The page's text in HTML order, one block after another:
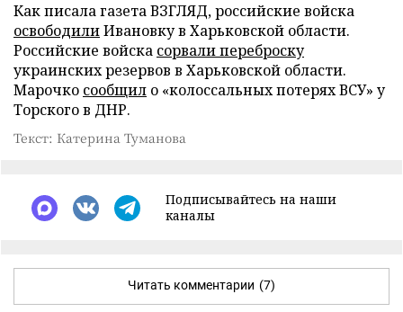
Как писала газета ВЗГЛЯД, российские войска
освободилиИвановку в Харьковской области.
Российские войска сорвали переброску
украинских резервов в Харьковской области.
Марочко сообщил о «колоссальных потерях ВСУ» у
Торского в ДНР.
Текст: Катерина Туманова
Подписывайтесь на наши
каналы
Читать комментарии (7)